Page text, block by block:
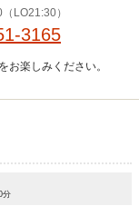
LO21:30）
3165
お楽しみください。
分